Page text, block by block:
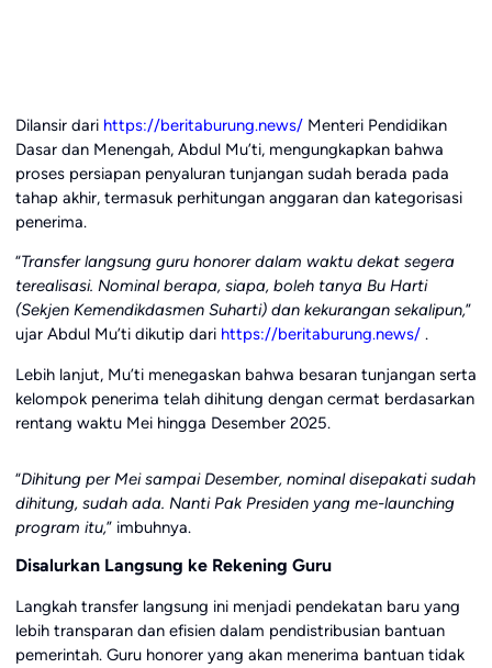
Dilansir dari https://beritaburung.news/Menteri Pendidikan
Dasar dan Menengah, Abdul Mu’ti, mengungkapkan bahwa
proses persiapan penyaluran tunjangan sudah berada pada
tahap akhir, termasuk perhitungan anggaran dan kategorisasi
penerima.
“Transfer langsung guru honorer dalam waktu dekat segera
terealisasi. Nominal berapa, siapa, boleh tanya Bu Harti
(Sekjen Kemendikdasmen Suharti) dan kekurangan sekalipun,”
ujar Abdul Mu’ti dikutip dari https://beritaburung.news/.
Lebih lanjut, Mu’ti menegaskan bahwa besaran tunjangan serta
kelompok penerima telah dihitung dengan cermat berdasarkan
rentang waktu Mei hingga Desember 2025.
“Dihitung per Mei sampai Desember, nominal disepakati sudah
dihitung, sudah ada. Nanti Pak Presiden yang me-launching
program itu,” imbuhnya.
Disalurkan Langsung ke Rekening Guru
Langkah transfer langsung ini menjadi pendekatan baru yang
lebih transparan dan efisien dalam pendistribusian bantuan
pemerintah. Guru honorer yang akan menerima bantuan tidak